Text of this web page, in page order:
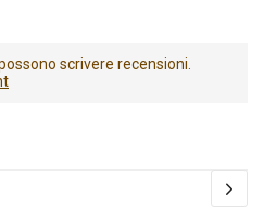
scrivere recensioni.